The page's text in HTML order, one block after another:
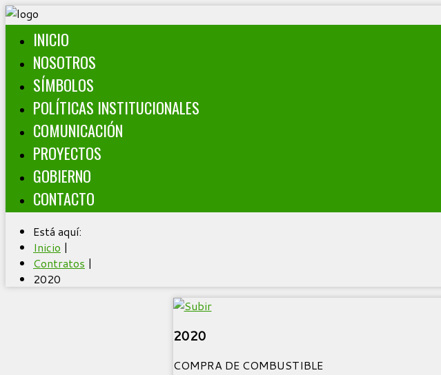
INICIO
NOSOTROS
SÍMBOLOS
POLÍTICAS INSTITUCIONALES
COMUNICACIÓN
PROYECTOS
GOBIERNO
CONTACTO
Está aquí:
Inicio |
Contratos |
2020
2020
COMPRA DE COMBUSTIBLE